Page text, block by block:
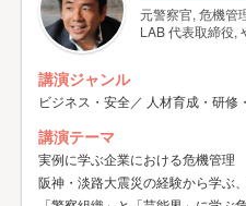
元警察官, 危機管
LAB 代表取締役,
講演ジャンル
ビジネス・安全／ 人材育成・研修
講演テーマ
実例に学ぶ企業における危機管理
阪神・淡路大震災の経験から学ぶ